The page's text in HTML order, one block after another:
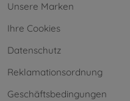
Unsere Marken
Ihre Cookies
Datenschutz
Reklamationsordnung
Geschäftsbedingungen